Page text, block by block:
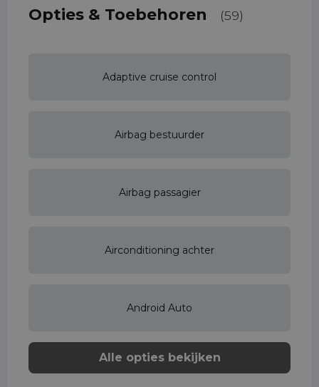
Opties & Toebehoren (59)
Adaptive cruise control
Airbag bestuurder
Airbag passagier
Airconditioning achter
Android Auto
Alle opties bekijken